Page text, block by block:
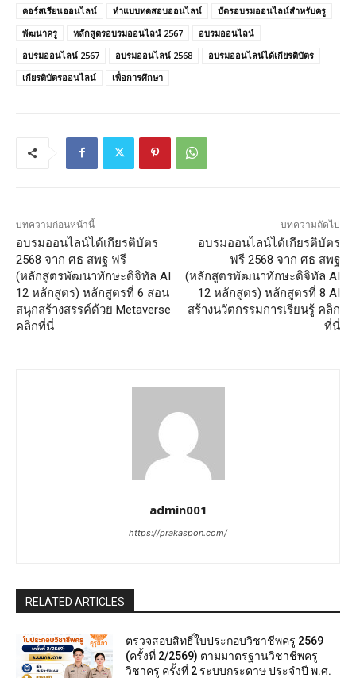
คอร์สเรียนออนไลน์ ทำแบบทดสอบออนไลน์
บัตรอบรมออนไลน์สำหรับครู
พัฒนาครู
หลักสูตรอบรมออนไลน์ 2567
อบรมออนไลน์
อบรมออนไลน์ 2567
อบรมออนไลน์ 2568
อบรมออนไลน์ได้เกียรติบัตร
เกียรติบัตรออนไลน์
เพื่อการศึกษา
บทความก่อนหน้านี้
อบรมออนไลน์ได้เกียรติบัตร
2568 จาก ศธ สพฐ ฟรี
(หลักสูตรพัฒนาทักษะดิจิทัล AI
12 หลักสูตร) หลักสูตรที่ 6 สอน
สนุกสร้างสรรค์ด้วย Metaverse
คลิกที่นี่
บทความถัดไป
อบรมออนไลน์ได้เกียรติบัตร
ฟรี 2568 จาก ศธ สพฐ
(หลักสูตรพัฒนาทักษะดิจิทัล AI
12 หลักสูตร) หลักสูตรที่ 8 AI
สร้างนวัตกรรมการเรียนรู้ คลิก
ที่นี่
admin001
https://prakaspon.com/
RELATED ARTICLES
ตรวจสอบสิทธิ์ใบประกอบวิชาชีพครู 2569
(ครั้งที่ 2/2569) ตามมาตรฐานวิชาชีพครู
วิชาครู ครั้งที่ 2 ระบบกระดาษ ประจำปี พ.ศ.